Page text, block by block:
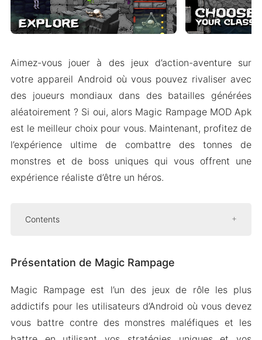
Aimez-vous jouer à des jeux d’action-aventure sur
votre appareil Android où vous pouvez rivaliser avec
des joueurs mondiaux dans des batailles générées
aléatoirement ? Si oui, alors Magic Rampage MOD Apk
est le meilleur choix pour vous. Maintenant, profitez de
l’expérience ultime de combattre des tonnes de
monstres et de boss uniques qui vous offrent une
expérience réaliste d’être un héros.
Contents
Différents pouvoirs et capacités uniques
Des monstres aux capacités différentes
Jeu stratégique
Présentation de Magic Rampage
Magic Rampage est l’un des jeux de rôle les plus
addictifs pour les utilisateurs d’Android où vous devez
vous battre contre des monstres maléfiques et les